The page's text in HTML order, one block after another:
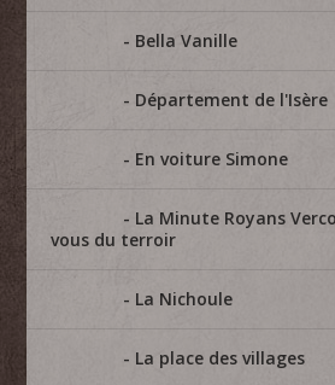
Bella Vanille
Département de l'Isère
En voiture Simone
La Minute Royans
vous du terroir
La Nichoule
La place des villages